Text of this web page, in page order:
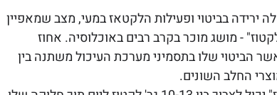
ירידה בביטוי ופעילות הלקטאז במעי, מצב שמאפיין
- מושג מוכר בקרב רבים באוכלוסיה. אחוז
מהתופעה בארץ מגיע עד לכדי כ-70% כאשר הביטוי שלו בתסמיני מערכת העיכול משתנה בין
החלב השונים.